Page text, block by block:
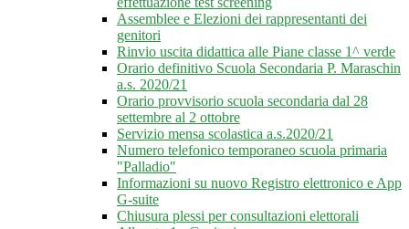
Assemblee e Elezioni dei rappresentanti dei
genitori
Rinvio uscita didattica alle Piane classe 1^ verde
Orario definitivo Scuola Secondaria P. Maraschin
a.s. 2020/21
Orario provvisorio scuola secondaria dal 28
settembre al 2 ottobre
Servizio mensa scolastica a.s.2020/21
Numero telefonico temporaneo scuola primaria
"Palladio"
Informazioni su nuovo Registro elettronico e App
G-suite
Chiusura plessi per consultazioni elettorali